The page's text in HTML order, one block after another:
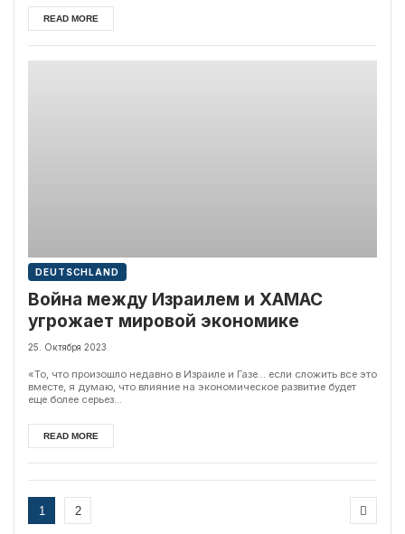
READ MORE
DEUTSCHLAND
Война между Израилем и ХАМАС
угрожает мировой экономике
25. Октября 2023
«То, что произошло недавно в Израиле и Газе... если сложить все это
вместе, я думаю, что влияние на экономическое развитие будет
еще более серьез...
READ MORE
1 2